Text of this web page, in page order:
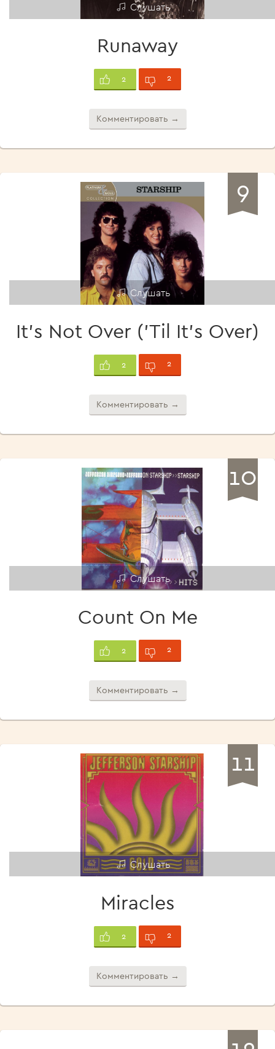
Слушать
Runaway
2 2
Комментировать →
9
Слушать
It's Not Over ('Til It's Over)
2 2
Комментировать →
10
Слушать
Count On Me
2 2
Комментировать →
11
Слушать
Miracles
2 2
Комментировать →